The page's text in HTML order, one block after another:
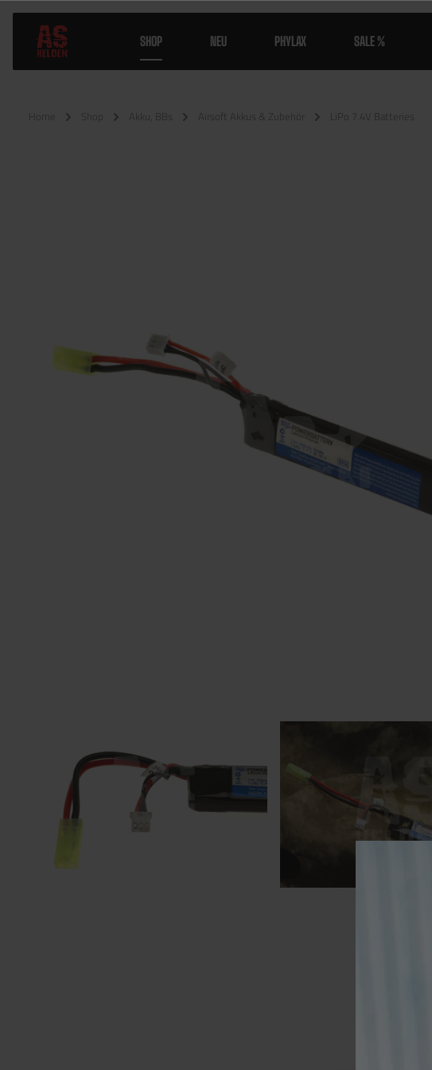
SHOP NEU PHYLAX SALE %
Home Shop Akku, BBs Airsoft Akkus & Zubehör LiPo 7.4V Batteries